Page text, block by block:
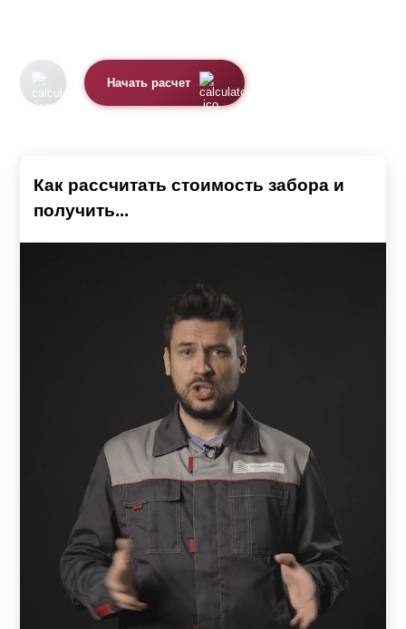
Начать расчет
Как рассчитать стоимость забора и
получить...